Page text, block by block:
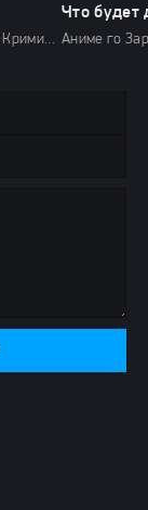
Российские Драмы Криминал 2025 НТВ мини-сериалы HD